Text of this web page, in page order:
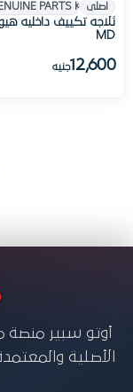
اصلىPARTS KIA
ثلاجه تكييف داخليه
MD
12,600جنيه
أوتو سبير منصة
الأصلية